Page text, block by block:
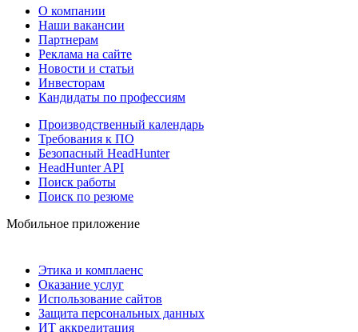
О компании
Наши вакансии
Партнерам
Реклама на сайте
Новости и статьи
Инвесторам
Кандидаты по профессиям
Производственный календарь
Требования к ПО
Безопасный HeadHunter
HeadHunter API
Поиск работы
Поиск по резюме
Мобильное приложение
Этика и комплаенс
Оказание услуг
Использование сайтов
Защита персональных данных
ИТ аккредитация